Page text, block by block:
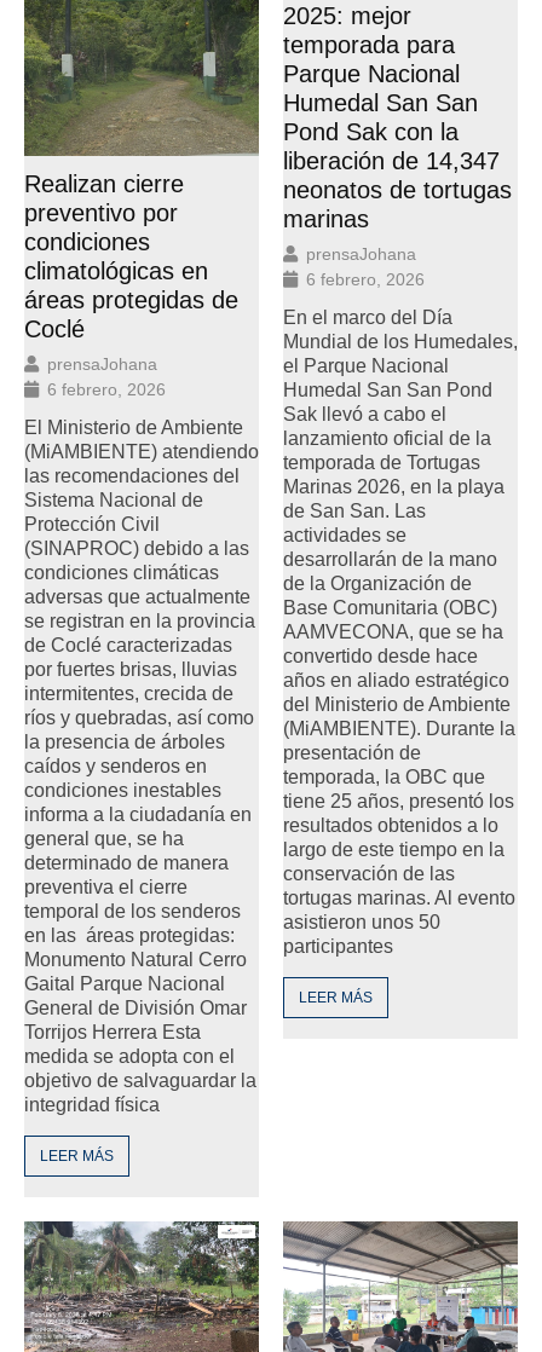
Realizan cierre
preventivo por
condiciones
climatológicas en
áreas protegidas de
Coclé
prensaJohana
6 febrero, 2026
El Ministerio de Ambiente
(MiAMBIENTE) atendiendo
las recomendaciones del
Sistema Nacional de
Protección Civil
(SINAPROC) debido a las
condiciones climáticas
adversas que actualmente
se registran en la provincia
de Coclé caracterizadas
por fuertes brisas, lluvias
intermitentes, crecida de
ríos y quebradas, así como
la presencia de árboles
caídos y senderos en
condiciones inestables
informa a la ciudadanía en
general que, se ha
determinado de manera
preventiva el cierre
temporal de los senderos
en las áreas protegidas:
Monumento Natural Cerro
Gaital Parque Nacional
General de División Omar
Torrijos Herrera Esta
medida se adopta con el
objetivo de salvaguardar la
integridad física
LEER MÁS
2025: mejor
temporada para
Parque Nacional
Humedal San San
Pond Sak con la
liberación de 14,347
neonatos de tortugas
marinas
prensaJohana
6 febrero, 2026
En el marco del Día
Mundial de los Humedales,
el Parque Nacional
Humedal San San Pond
Sak llevó a cabo el
lanzamiento oficial de la
temporada de Tortugas
Marinas 2026, en la playa
de San San. Las
actividades se
desarrollarán de la mano
de la Organización de
Base Comunitaria (OBC)
AAMVECONA, que se ha
convertido desde hace
años en aliado estratégico
del Ministerio de Ambiente
(MiAMBIENTE). Durante la
presentación de
temporada, la OBC que
tiene 25 años, presentó los
resultados obtenidos a lo
largo de este tiempo en la
conservación de las
tortugas marinas. Al evento
asistieron unos 50
participantes
LEER MÁS